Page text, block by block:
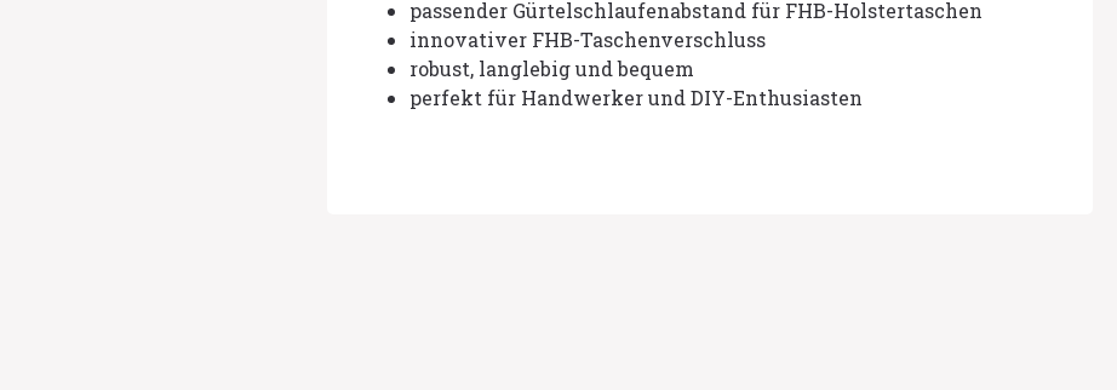
passender Gürtelschlaufenabstand für FHB-Holstertaschen
innovativer FHB-Taschenverschluss
robust, langlebig und bequem
perfekt für Handwerker und DIY-Enthusiasten